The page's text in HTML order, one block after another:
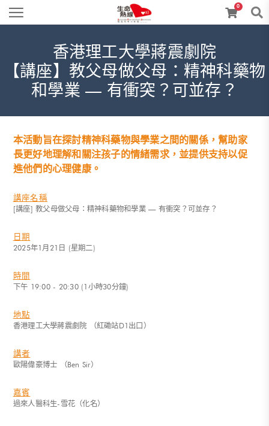
0
香港理工大學蔣震劇院
【講座】教父母做父母：精神科藥物
和學業 — 有衝突？可並存？
本活動旨在探討精神科藥物與學業之間的關係，幫助家
長更好地理解和關注孩子的情緒需求，並提供支持以促
進他們的心理健康。
講座名稱
[講座] 教父母做父母：精神科藥物和學業 — 有衝突？可並存？
日期
2025年1月21日 (星期二)
時間
下午 19:00 - 20:30 (1小時30分鐘)
地點
香港理工大學蔣震劇院 （紅磡站D1出口）
講者
歐陽偉豪博士 （Ben Sir）
嘉賓
過來人醫科生-雪花（化名）